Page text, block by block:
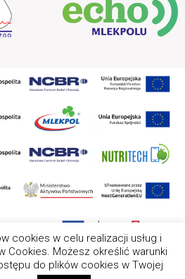
zastrzeżone. Nota prawna Ten serwis
Wszystkie zasady ich używania
cookies w celu realizacji usług i
Cookies. Możesz określić warunki
do plików cookies w Twojej